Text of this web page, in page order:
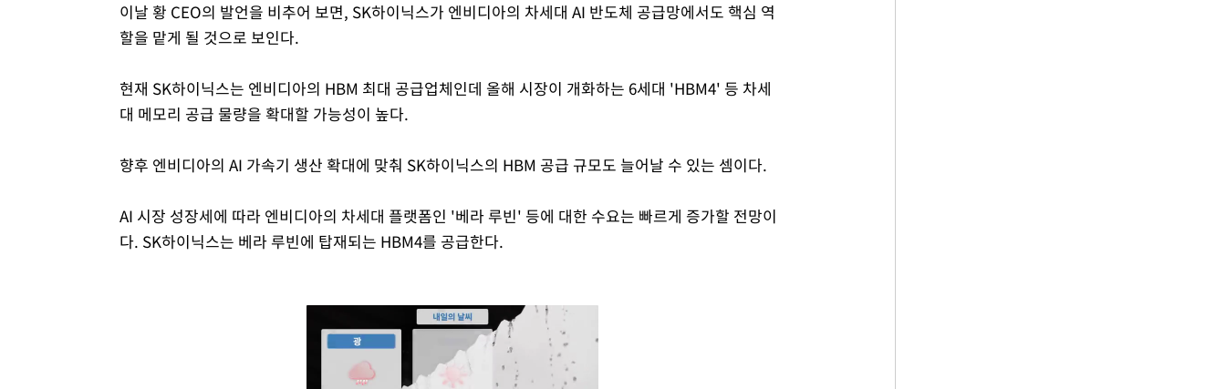
이날 황 CEO의 발언을 비추어 보면, SK하이닉스가 엔비디아의 차세대 AI 반도체 공급망에서도 핵심 역
할을 맡게 될 것으로 보인다.
현재 SK하이닉스는 엔비디아의 HBM 최대 공급업체인데 올해 시장이 개화하는 6세대 'HBM4' 등 차세
대 메모리 공급 물량을 확대할 가능성이 높다.
향후 엔비디아의 AI 가속기 생산 확대에 맞춰 SK하이닉스의 HBM 공급 규모도 늘어날 수 있는 셈이다.
AI 시장 성장세에 따라 엔비디아의 차세대 플랫폼인 '베라 루빈' 등에 대한 수요는 빠르게 증가할 전망이
다. SK하이닉스는 베라 루빈에 탑재되는 HBM4를 공급한다.